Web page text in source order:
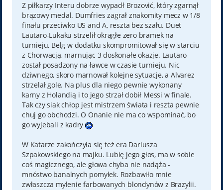
Z piłkarzy Interu dobrze wypadł Brozović, który zgarnął
brązowy medal. Dumfries zagrał znakomity mecz w 1/8
finału przeciwko US and A, reszta bez szału. Duet
Lautaro-Lukaku strzelił okrągłe zero bramek na
turnieju, Belg w dodatku skompromitował się w starciu
z Chorwacją, marnując 3 doskonałe okazje. Lautaro
został posadzony na ławce w czasie turnieju. Nic
dziwnego, skoro marnował kolejne sytuacje, a Alvarez
strzelał gole. Na plus dla niego pewnie wykonany
karny z Holandią i to jego strzał dobił Messi w finale.
Tak czy siak chłop jest mistrzem świata i reszta pewnie
chuj go obchodzi. O Onanie nie ma co wspominać, bo
go wyjebali z kadry
W Katarze zakończyła się też era Dariusza
Szpakowskiego na majku. Lubię jego głos, ma w sobie
coś magicznego, ale głowa chyba nie nadąża -
mnóstwo banalnych pomyłek. Rozbawiło mnie
zwłaszcza mylenie farbowanych blondynów z Brazylii.